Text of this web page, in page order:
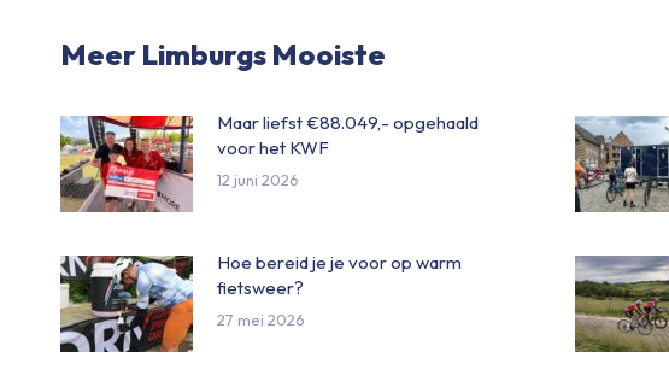
Meer Limburgs Mooiste
Maar liefst €88.049,- opgehaald
voor het KWF
12 juni 2026
Hoe bereid je je voor op warm
fietsweer?
27 mei 2026